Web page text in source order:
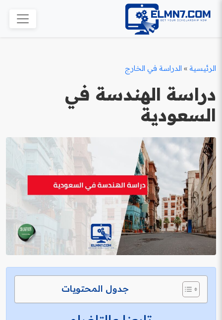
الرئيسية » الدراسة في الخارج
دراسة الهندسة في
السعودية
جدول المحتويات